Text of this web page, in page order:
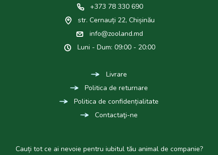
+373 78 330 690
str. Cernauți 22, Chișinău
info@zooland.md
Luni - Dum: 09:00 - 20:00
Livrare
Politica de returnare
Politica de confidențialitate
Contactaţi-ne
Cauți tot ce ai nevoie pentru iubitul tău animal de companie?